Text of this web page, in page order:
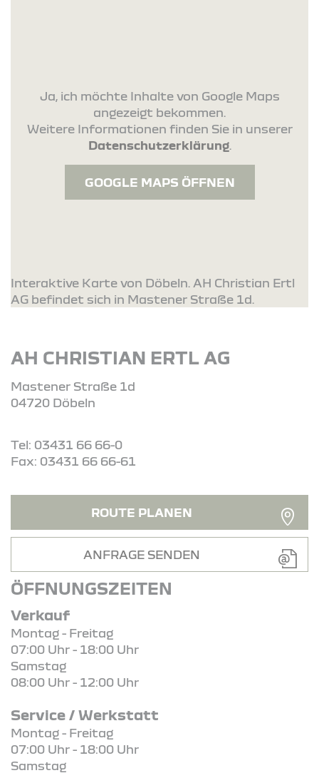
Ja, ich möchte Inhalte von Google Maps
angezeigt bekommen.
Weitere Informationen finden Sie in unserer
Datenschutzerklärung.
GOOGLE MAPS ÖFFNEN
Interaktive Karte von Döbeln. AH Christian Ertl
AG befindet sich in Mastener Straße 1d.
AH CHRISTIAN ERTL AG
Mastener Straße 1d
04720 Döbeln
Tel: 03431 66 66-0
Fax: 03431 66 66-61
ROUTE PLANEN
ANFRAGE SENDEN
ÖFFNUNGSZEITEN
Verkauf
Montag - Freitag
07:00 Uhr - 18:00 Uhr
Samstag
08:00 Uhr - 12:00 Uhr
Service / Werkstatt
Montag - Freitag
07:00 Uhr - 18:00 Uhr
Samstag